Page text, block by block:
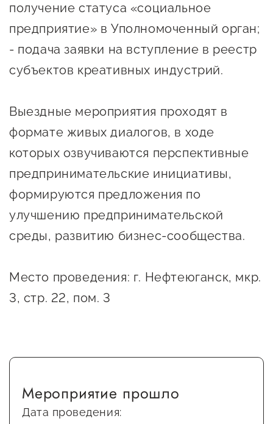
О центре
Календарь
мероприятий для
предпринимателей
социальной сферы
О центре
мероприятий для
предпринимателей
Истории успеха
Проекты
Оказание услуг в
социальной сфере
Центр финансовой
О центре
Проекты
Поддержка центра
Истории успеха
технологического и
креативного
предпринимательства
Обучающие
мероприятия
Поддержка центра
Онлайн-витрина
Центр поддержки экспорта
предпринимателя
Каталог маркетплейсов
получение статуса «социальное
предприятие» в Уполномоченный орган;
- подача заявки на вступление в реестр
субъектов креативных индустрий.
Выездные мероприятия проходят в
формате живых диалогов, в ходе
которых озвучиваются перспективные
предпринимательские инициативы,
формируются предложения по
улучшению предпринимательской
среды, развитию бизнес-сообщества.
Место проведения: г. Нефтеюганск, мкр.
3, стр. 22, пом. 3
Мероприятие прошло
Дата проведения: